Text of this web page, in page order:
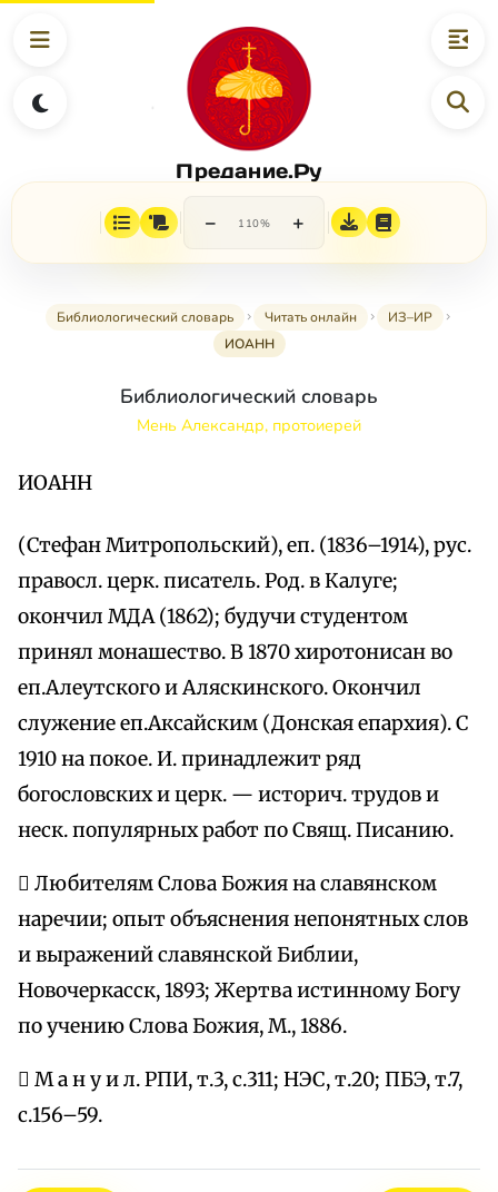
Предание.Ру
− 110% +
Библиологический словарь Читать онлайн
ИЗ–ИР
ИОАНН
Библиологический словарь
Мень Александр, протоиерей
ИОАНН
(Стефан Митропольский), еп. (1836–1914), рус.
правосл. церк. писатель. Род. в Калуге;
окончил МДА (1862); будучи студентом
принял монашество. В 1870 хиротонисан во
еп.Алеутского и Аляскинского. Окончил
служение еп.Аксайским (Донская епархия). С
1910 на покое. И. принадлежит ряд
богословских и церк. — историч. трудов и
неск. популярных работ по Свящ. Писанию.
 Любителям Слова Божия на славянском
наречии; опыт объяснения непонятных слов
и выражений славянской Библии,
Новочеркасск, 1893; Жертва истинному Богу
по учению Слова Божия, М., 1886.
 М а н у и л. РПИ, т.3, с.311; НЭС, т.20; ПБЭ, т.7,
с.156–59.